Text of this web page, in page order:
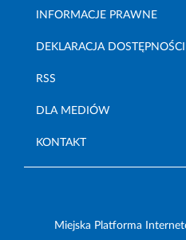
INFORMACJE PRAWNE
DEKLARACJA DOSTĘPNOŚCI
RSS
DLA MEDIÓW
KONTAKT
Miejska Platforma